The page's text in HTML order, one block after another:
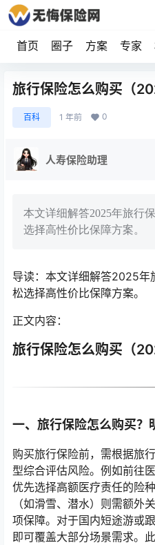
首页 圈子 方案 专家
旅行保险怎么购买（
百科 1 年前 0
人寿保险助理
本文详细解答2025年旅行
选择高性价比保障方案。
导读：本文详细解答2025年
松选择高性价比保障方案。
正文内容：
旅行保险怎么购买（
一、旅行保险怎么购买？
购买旅行保险前，需根据旅
型综合评估风险。例如前往
优先选择高额医疗责任的险
（如滑雪、潜水）则需额外
项保障。对于国内短途游或
即可覆盖大部分场景需求。